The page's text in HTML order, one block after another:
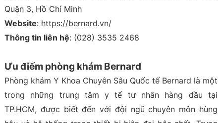
Quận 3, Hồ Chí Minh
Website: https://bernard.vn/
Thông tin liên hệ: (028) 3535 2468
Ưu điểm phòng khám Bernard
Phòng khám Y Khoa Chuyên Sâu Quốc tế Bernard là một
trong những trung tâm y tế tư nhân hàng đầu tại
TP.HCM, được biết đến với đội ngũ chuyên môn hùng